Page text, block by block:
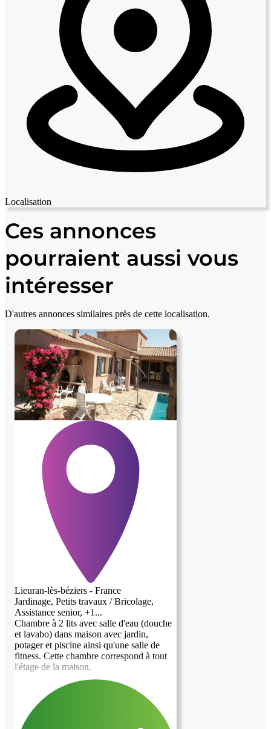
Localisation
+
−
Ces annonces
pourraient aussi vous
intéresser
D'autres annonces similaires près de cette localisation.
Lieuran-lès-béziers - France
Jardinage, Petits travaux / Bricolage,
Assistance senior, +1...
Chambre à 2 lits avec salle d'eau (douche
et lavabo) dans maison avec jardin,
potager et piscine ainsi qu'une salle de
fitness. Cette chambre correspond à tout
l'étage de la maison.